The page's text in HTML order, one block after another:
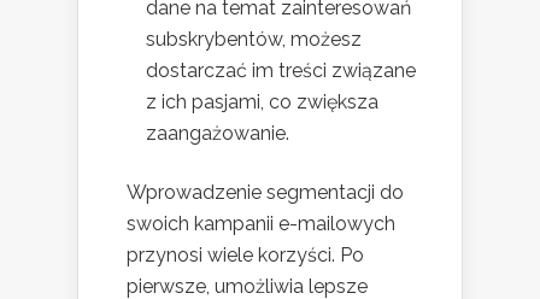
dane na temat zainteresowań
subskrybentów, możesz
dostarczać im treści związane
z ich pasjami, co zwiększa
zaangażowanie.
Wprowadzenie segmentacji do
swoich kampanii e-mailowych
przynosi wiele korzyści. Po
pierwsze, umożliwia lepsze